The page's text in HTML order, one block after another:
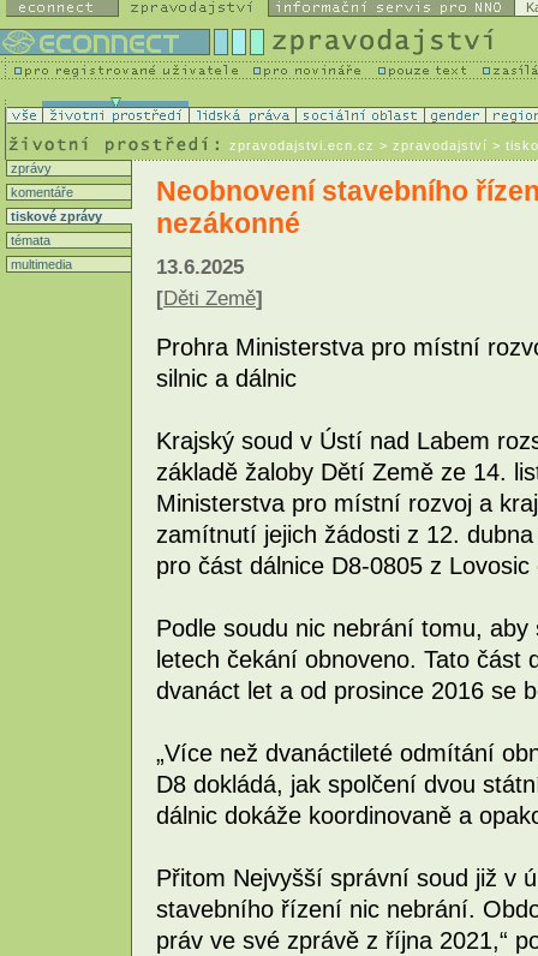
zpravodajstvi.ecn.cz > zpravodajství >
zprávy
komentáře
tiskové zprávy
témata
multimedia
Neobnovení stavebního
nezákonné
13.6.2025
[Děti Země]
Prohra Ministerstva pro místní
silnic a dálnic
Krajský soud v Ústí nad Labem
základě žaloby Dětí Země ze 14.
Ministerstva pro místní rozvoj a
zamítnutí jejich žádosti z 12.
pro část dálnice D8-0805 z
Podle soudu nic nebrání tomu,
letech čekání obnoveno. Tato část
dvanáct let a od prosince 2016 se
„Více než dvanáctileté odmítání
D8 dokládá, jak spolčení dvou
dálnic dokáže koordinovaně a
Přitom Nejvyšší správní soud již v
stavebního řízení nic nebrání.
práv ve své zprávě z října 2021,“